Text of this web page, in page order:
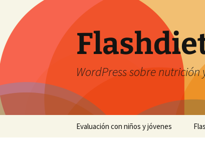
contenido
WordPress sobre
Evaluación con niños y jóvenes